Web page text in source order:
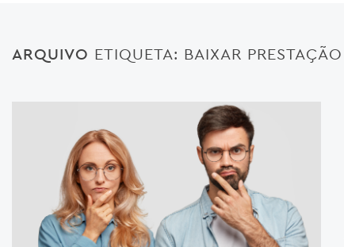
ARQUIVO ETIQUETA: BAIXAR PRESTAÇÃO